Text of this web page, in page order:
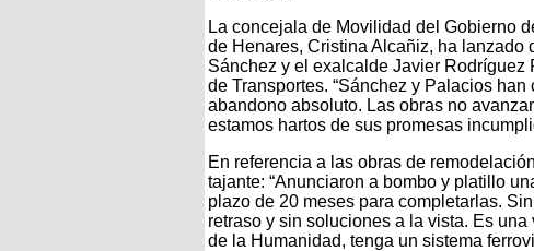
La concejala de Movilidad del Gobierno
de Henares, Cristina Alcañiz, ha lanzado
Sánchez y el exalcalde Javier
de Transportes. “Sánchez y Palacios
abandono absoluto. Las obras no
estamos hartos de sus promesas
En referencia a las obras de
tajante: “Anunciaron a bombo y platillo
plazo de 20 meses para completarlas.
retraso y sin soluciones a la vista. Es
de la Humanidad, tenga un sistema